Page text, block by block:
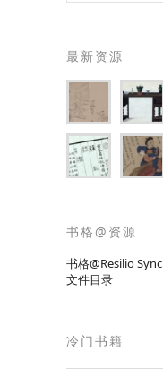
最新资源
书格@资源
书格@Resilio Sync
文件目录
冷门书籍